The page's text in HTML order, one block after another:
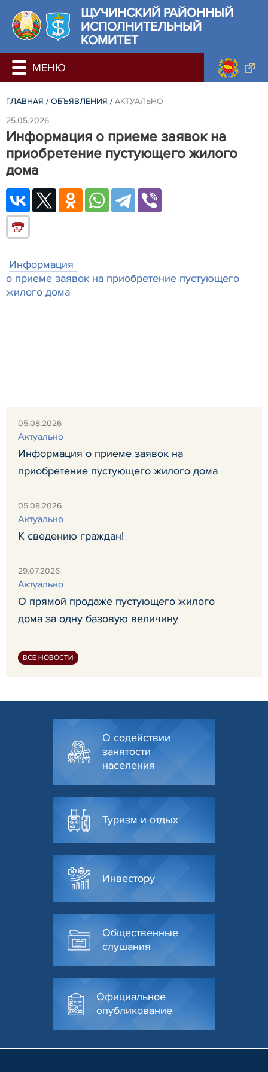
ЩУЧИНСКИЙ РАЙОННЫЙ
ИСПОЛНИТЕЛЬНЫЙ
КОМИТЕТ
ГЛАВНАЯ / ОБЪЯВЛЕНИЯ / АКТУАЛЬНО
25.05.2026
Информация о приеме заявок на
приобретение пустующего жилого
дома
Информация
о приеме заявок на приобретение пустующего
жилого дома
05.08.2026
Актуально
Информация о приеме заявок на
приобретение пустующего жилого дома
05.08.2026
Актуально
К сведению граждан!
29.07.2026
Актуально
О прямой продаже пустующего жилого
дома за одну базовую величину
ВСЕ НОВОСТИ
О содействии
занятости
населения
Туризм и отдых
Инвестору
Общественные
слушания
Официальное
опубликование